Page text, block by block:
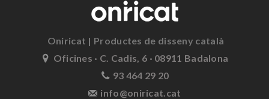
Oniricat | Productes de disseny català
Oficines · C. Cadis, 6 · 08911 Badalona
93 464 29 20
info@oniricat.cat